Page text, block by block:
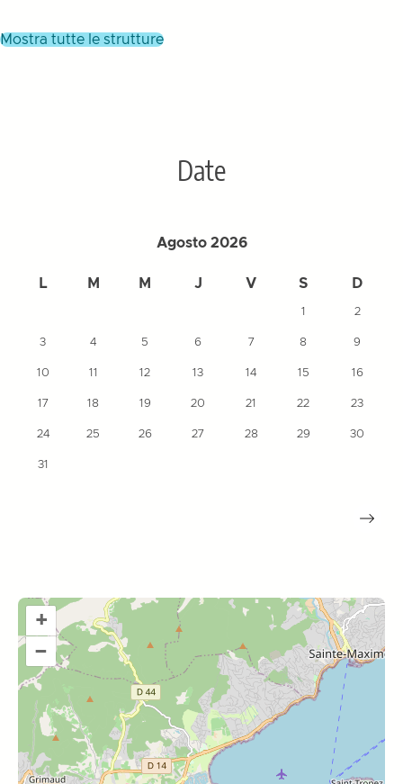
mostra tutte le strutture
Date
Agosto 2026
L M M J V S D
1 2
3 4 5 6 7 8 9
10 11 12 13 14 15 16
17 18 19 20 21 22 23
24 25 26 27 28 29 30
31
+
–